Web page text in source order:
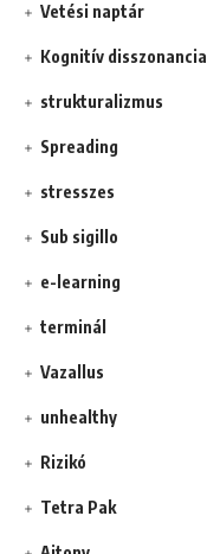
Vetési naptár
Kognitív disszonancia
strukturalizmus
Spreading
stresszes
Sub sigillo
e-learning
terminál
Vazallus
unhealthy
Rizikó
Tetra Pak